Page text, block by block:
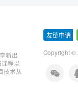
新出
程以
技术从
友链申请
Copyright ©